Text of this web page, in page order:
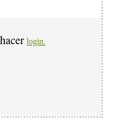
login.